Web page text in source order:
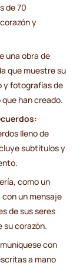
de 70
y
una obra de
que muestre su
y fotografías de
han creado.
lleno de
subtítulos y
como un
un mensaje
de sus seres
su corazón.
con
a mano